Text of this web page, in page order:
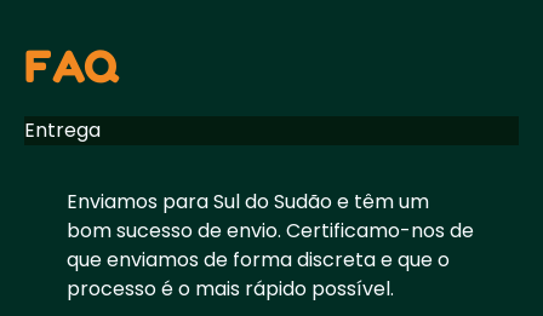
FAQ
Entrega
Enviamos para Sul do Sudão e têm um
bom sucesso de envio. Certificamo-nos de
que enviamos de forma discreta e que o
processo é o mais rápido possível.